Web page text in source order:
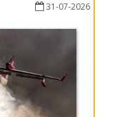
31-07-2026